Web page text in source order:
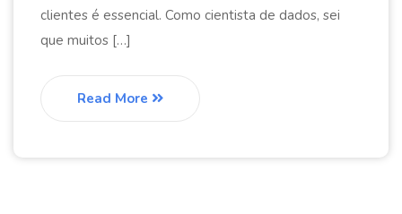
clientes é essencial. Como cientista de dados, sei
que muitos […]
Read More